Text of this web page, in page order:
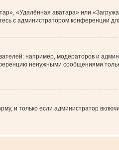
«Удалённая аватара» или
с администратором конференции
например, модераторов и
ненужными сообщениями
и только если администратор